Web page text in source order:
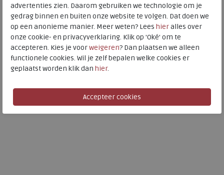
advertenties zien. Daarom gebruiken we technologie om je
gedrag binnen en buiten onze website te volgen. Dat doen we
op een anonieme manier. Meer weten? Lees hieralles over
onze cookie- en privacyverklaring. Klik op 'Oké' om te
accepteren. Kies je voorweigeren? Dan plaatsen we alleen
functionele cookies. Wil je zelf bepalen welke cookies er
geplaatst worden klik dan hier.